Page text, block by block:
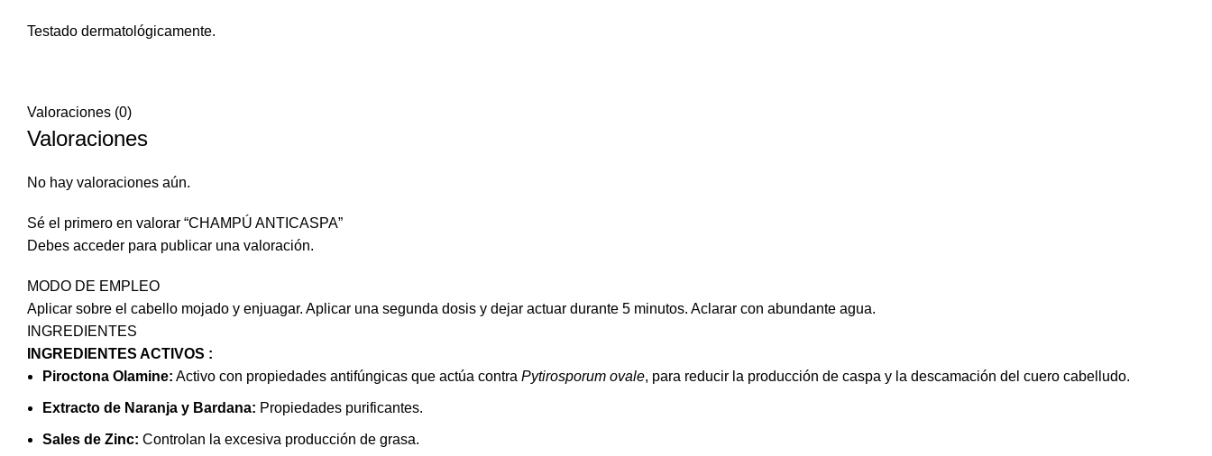
Testado dermatológicamente.
Valoraciones (0)
Valoraciones
No hay valoraciones aún.
Sé el primero en valorar “CHAMPÚ ANTICASPA”
Debes acceder para publicar una valoración.
MODO DE EMPLEO
Aplicar sobre el cabello mojado y enjuagar. Aplicar una segunda dosis y dejar actuar durante 5 minutos. Aclarar con abundante agua.
INGREDIENTES
INGREDIENTES ACTIVOS :
Piroctona Olamine: Activo con propiedades antifúngicas que actúa contra Pytirosporum ovale, para reducir la producción de caspa y la descamación del cuero cabelludo.
Extracto de Naranja y Bardana: Propiedades purificantes.
Sales de Zinc: Controlan la excesiva producción de grasa.